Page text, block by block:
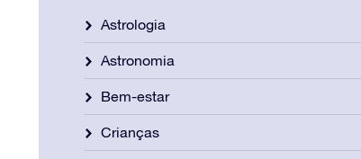
Astrologia
Astronomia
Bem-estar
Crianças